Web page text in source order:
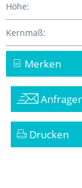
Höhe:
Kernmaß:
Merken
Drucken